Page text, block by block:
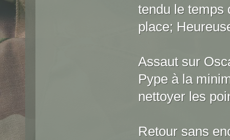
tendu le temps
place;
Assaut sur
Pype à la
nettoyer les
Retour sans